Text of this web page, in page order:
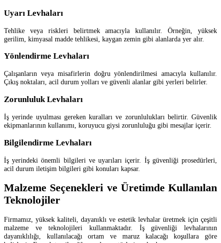
Uyarı Levhaları
Tehlike veya riskleri belirtmek amacıyla kullanılır. Örneğin, yüksek
gerilim, kimyasal madde tehlikesi, kaygan zemin gibi alanlarda yer alır.
Yönlendirme Levhaları
Çalışanların veya misafirlerin doğru yönlendirilmesi amacıyla kullanılır.
Çıkış noktaları, acil durum yolları ve güvenli alanlar gibi yerleri belirler.
Zorunluluk Levhaları
İş yerinde uyulması gereken kuralları ve zorunlulukları belirtir. Güvenlik
ekipmanlarının kullanımı, koruyucu giysi zorunluluğu gibi mesajlar içerir.
Bilgilendirme Levhaları
İş yerindeki önemli bilgileri ve uyarıları içerir. İş güvenliği prosedürleri,
acil durum iletişim bilgileri gibi konuları kapsar.
Malzeme Seçenekleri ve Üretimde Kullanılan
Teknolojiler
Firmamız, yüksek kaliteli, dayanıklı ve estetik levhalar üretmek için çeşitli
malzeme ve teknolojileri kullanmaktadır. İş güvenliği levhalarının
dayanıklılığı, kullanılacağı ortam ve maruz kalacağı koşullara göre